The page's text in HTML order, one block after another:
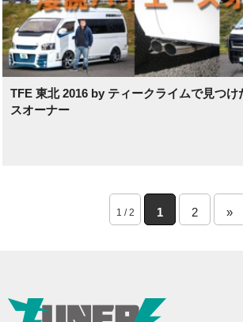
TFE 東北 2016 by ティークライムで見つけ
スオーナー
1 / 2 1 2 »